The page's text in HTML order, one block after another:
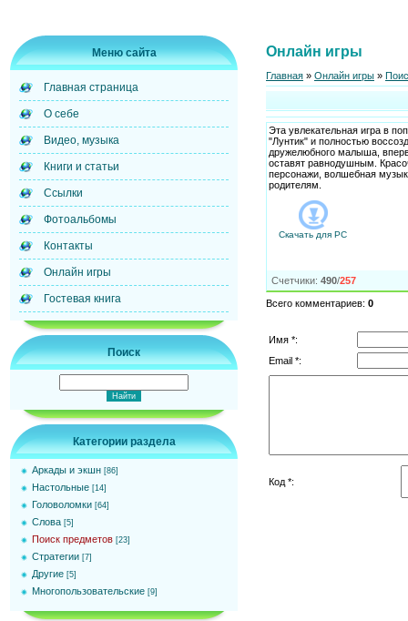
Меню сайта
Главная страница
О себе
Видео, музыка
Книги и статьи
Ссылки
Фотоальбомы
Контакты
Онлайн игры
Гостевая книга
Поиск
Категории раздела
Аркады и экшн [86]
Настольные [14]
Головоломки [64]
Слова [5]
Поиск предметов [23]
Стратегии [7]
Другие [5]
Многопользовательские [9]
Онлайн игры
Главная » Онлайн игры »
Эта увлекательная игра в
"Лунтик" и полностью
дружелюбного малыша,
оставят равнодушным.
персонажи, волшебная
родителям.
Скачать для PC
Счетчики: 490/257
Всего комментариев: 0
Имя *:
Email *:
Код *: